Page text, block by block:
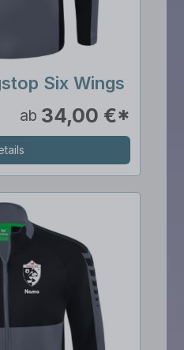
Six Wings
ab 34,00 €*